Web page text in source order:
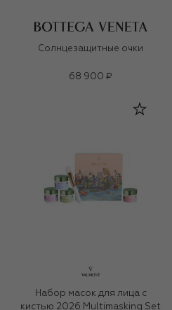
Солнцезащитные очки
68 900 ₽
Набор масок для лица с
кистью 2026 Multimasking Set